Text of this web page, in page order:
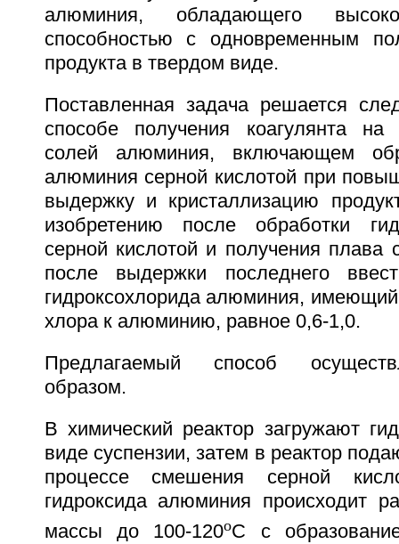
алюминия, обладающего
способностью с одновременным
продукта в твердом виде.
Поставленная задача решается
способе получения коагулянта
солей алюминия, включающем
алюминия серной кислотой при
выдержку и кристаллизацию
изобретению после обработки
серной кислотой и получения
после выдержки последнего
гидроксохлорида алюминия,
хлора к алюминию, равное 0,6-1,0.
Предлагаемый способ
образом.
В химический реактор загружают
виде суспензии, затем в реактор
процессе смешения серной
гидроксида алюминия происходит
массы до 100-120oС с